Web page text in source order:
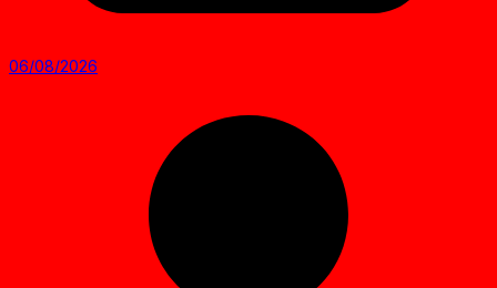
06/08/2026